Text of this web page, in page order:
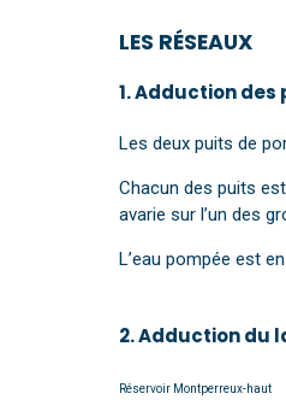
LES RÉSEAUX
1. Adduction
Les deux puits de
Chacun des puits
avarie sur l’un des
L’eau pompée est
2. Adduction du
Réservoir Montperreux-haut